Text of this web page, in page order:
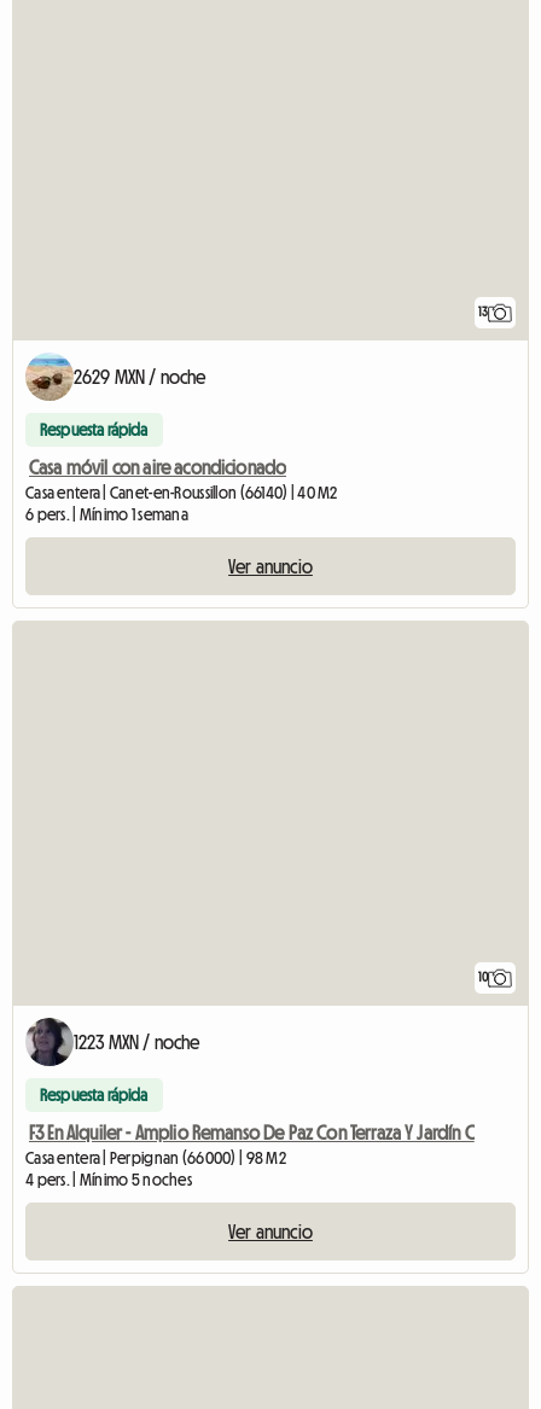
13
2629 MXN / noche
Respuesta rápida
Casa móvil con aire acondicionado
Casa entera | Canet-en-Roussillon (66140) | 40 M2
6 pers. | Mínimo 1 semana
Ver anuncio
10
1223 MXN / noche
Respuesta rápida
F3 En Alquiler - Amplio Remanso De Paz Con Terraza Y Jardín C
Casa entera | Perpignan (66000) | 98 M2
4 pers. | Mínimo 5 noches
Ver anuncio